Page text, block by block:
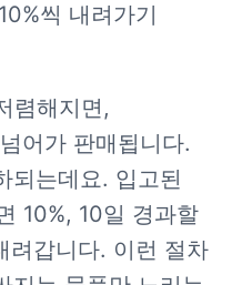
씩 내려가기
렴해지면,
어가 판매됩니다.
되는데요. 입고된
10%, 10일 경과할
려갑니다. 이런 절차